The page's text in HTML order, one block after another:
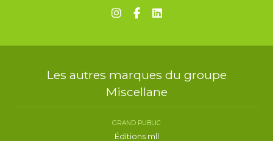
Les autres marques du groupe
Miscellane
GRAND PUBLIC
Éditions mll